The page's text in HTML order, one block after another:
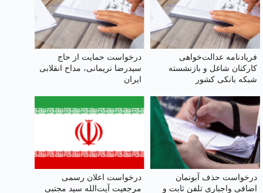
فریادنامه عدالت‌خواهی
کارکنان شاغل و بازنشسته
شبکه بانکی کشور
درخواست حمایت از حاج
سیدرضا نریمانی، مداح انقلابی
ایران
درخواست حذف آبونمان
اضافی واجباری تلفن ثابت و
درخواست اعلان رسمی
مرجعیت آیت‌الله سید مجتبی